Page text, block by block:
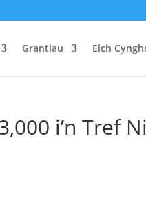
Grantiau Eich
i’n Tref Ni